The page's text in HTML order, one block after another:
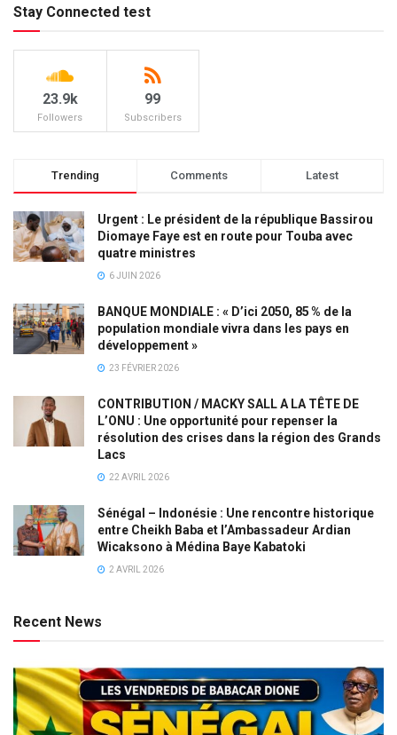
Stay Connected test
23.9k
Followers
99
Subscribers
Trending Comments Latest
Urgent : Le président de la république Bassirou
Diomaye Faye est en route pour Touba avec
quatre ministres
6 JUIN 2026
BANQUE MONDIALE : « D’ici 2050, 85 % de la
population mondiale vivra dans les pays en
développement »
23 FÉVRIER 2026
CONTRIBUTION / MACKY SALL A LA TÊTE DE
L’ONU : Une opportunité pour repenser la
résolution des crises dans la région des Grands
Lacs
22 AVRIL 2026
Sénégal – Indonésie : Une rencontre historique
entre Cheikh Baba et l’Ambassadeur Ardian
Wicaksono à Médina Baye Kabatoki
2 AVRIL 2026
Recent News